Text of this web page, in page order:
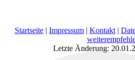
Startseite | Impressum | Kontakt |
Letzte Änderung: